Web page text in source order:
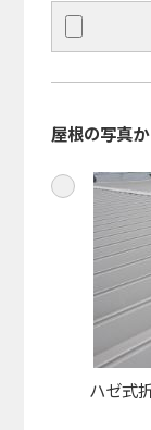
屋根の写真
ハゼ式